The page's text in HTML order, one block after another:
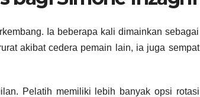
Ia beberapa kali dimainkan sebagai
akibat cedera pemain lain, ia juga sempat
Pelatih memiliki lebih banyak opsi rotasi